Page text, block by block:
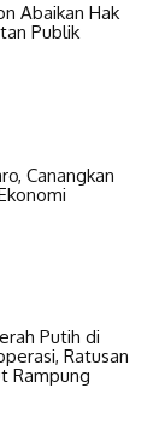
Abaikan Hak
Publik
Canangkan
Putih di
Ratusan
Rampung